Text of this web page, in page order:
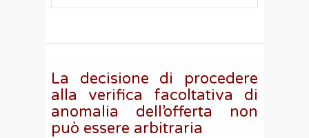
La decisione di procedere
alla verifica facoltativa di
anomalia dell’offerta non
può essere arbitraria